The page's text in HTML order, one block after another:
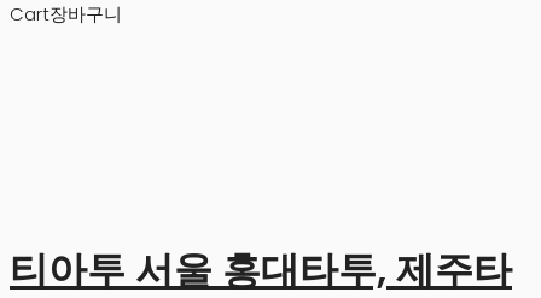
Cart장바구니
티아투 서울 홍대타투, 제주타